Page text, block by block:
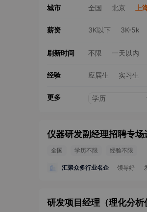
城市 全国 北京 上
薪资 3K以下 3K-5k
刷新时间 不限 一天以内
经验 应届生 实习生
更多 学历
仪器研发副经理招聘专场
全国 学历不限 经验不限
汇聚众多行业名企 领导好
研发项目经理（理化分析